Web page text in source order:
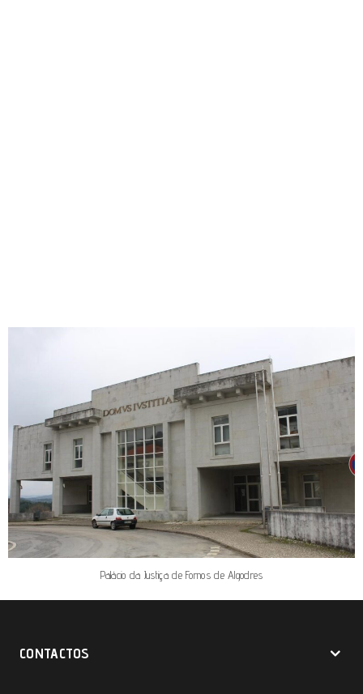
Palácio da Justiça de Fornos de Algodres
CONTACTOS